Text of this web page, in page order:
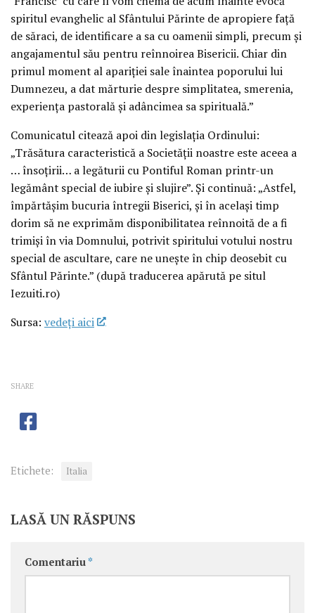
spiritul evanghelic al Sfântului Părinte de apropiere faţă
de săraci, de identificare a sa cu oamenii simpli, precum şi
angajamentul său pentru reînnoirea Bisericii. Chiar din
primul moment al apariţiei sale înaintea poporului lui
Dumnezeu, a dat mărturie despre simplitatea, smerenia,
experienţa pastorală şi adâncimea sa spirituală.”
Comunicatul citează apoi din legislaţia Ordinului:
„Trăsătura caracteristică a Societăţii noastre este aceea a
… însoţirii… a legăturii cu Pontiful Roman printr-un
legământ special de iubire şi slujire”. Şi continuă: „Astfel,
împărtăşim bucuria întregii Biserici, şi în acelaşi timp
dorim să ne exprimăm disponibilitatea reînnoită de a fi
trimişi în via Domnului, potrivit spiritului votului nostru
special de ascultare, care ne uneşte în chip deosebit cu
Sfântul Părinte.” (după traducerea apărută pe situl
Iezuiti.ro)
Sursa: vedeţi aici
SHARE
Etichete: Italia
LASĂ UN RĂSPUNS
Comentariu *